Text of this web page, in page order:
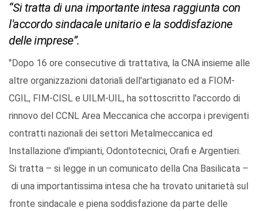
“Si tratta di una importante intesa raggiunta con
l'accordo sindacale unitario e la soddisfazione
delle imprese”.
"Dopo 16 ore consecutive di trattativa, la CNA insieme alle
altre organizzazioni datoriali dell'artigianato ed a FIOM-
CGIL, FIM-CISL e UILM-UIL, ha sottoscritto l'accordo di
rinnovo del CCNL Area Meccanica che accorpa i previgenti
contratti nazionali dei settori Metalmeccanica ed
Installazione d'impianti, Odontotecnici, Orafi e Argentieri.
Si tratta – si legge in un comunicato della Cna Basilicata –
di una importantissima intesa che ha trovato unitarietà sul
fronte sindacale e piena soddisfazione da parte delle